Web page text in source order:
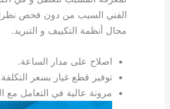
الفني السبب من دون فحص نظرا
مجال أنظمة التكييف و التبريد.
اصلاح على مدار الساعة.
توفير قطع غيار بسعر
مرونة عالية في التعامل مع